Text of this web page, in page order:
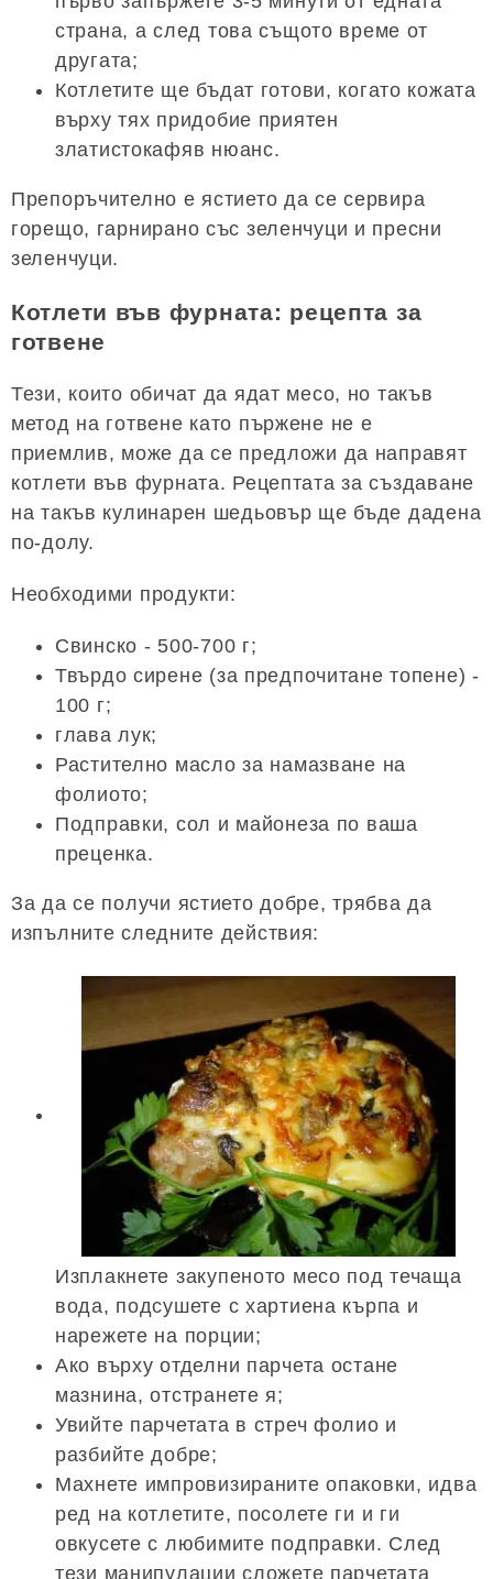
страна, а след това същото време от
другата;
Котлетите ще бъдат готови, когато кожата
върху тях придобие приятен
златистокафяв нюанс.
Препоръчително е ястието да се сервира
горещо, гарнирано със зеленчуци и пресни
зеленчуци.
Котлети във фурната: рецепта за
готвене
Тези, които обичат да ядат месо, но такъв
метод на готвене като пържене не е
приемлив, може да се предложи да направят
котлети във фурната. Рецептата за създаване
на такъв кулинарен шедьовър ще бъде дадена
по-долу.
Необходими продукти:
Свинско - 500-700 г;
Твърдо сирене (за предпочитане топене) -
100 г;
глава лук;
Растително масло за намазване на
фолиото;
Подправки, сол и майонеза по ваша
преценка.
За да се получи ястието добре, трябва да
изпълните следните действия:
Изплакнете закупеното месо под течаща
вода, подсушете с хартиена кърпа и
нарежете на порции;
Ако върху отделни парчета остане
мазнина, отстранете я;
Увийте парчетата в стреч фолио и
разбийте добре;
Махнете импровизираните опаковки, идва
ред на котлетите, посолете ги и ги
овкусете с любимите подправки. След
тези манипулации сложете парчетата